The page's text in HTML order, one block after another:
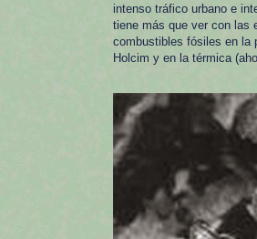
intenso tráfico urbano e
tiene más que ver con las
combustibles fósiles en la
Holcim y en la térmica